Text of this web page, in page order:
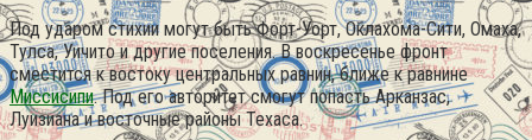
Под ударом стихии могут быть Форт-Уорт, Оклахома-Сити, Омаха,
Тулса, Уичито и другие поселения. В воскресенье фронт
сместится к востоку центральных равнин, ближе к равнине
Миссисипи. Под его авторитет смогут попасть Арканзас,
Луизиана и восточные районы Техаса.